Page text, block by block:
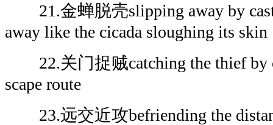
21.金蝉脱壳slipping away by
away like the cicada sloughing its skin
22.关门捉贼catching the thief by
scape route
23.远交近攻befriending the